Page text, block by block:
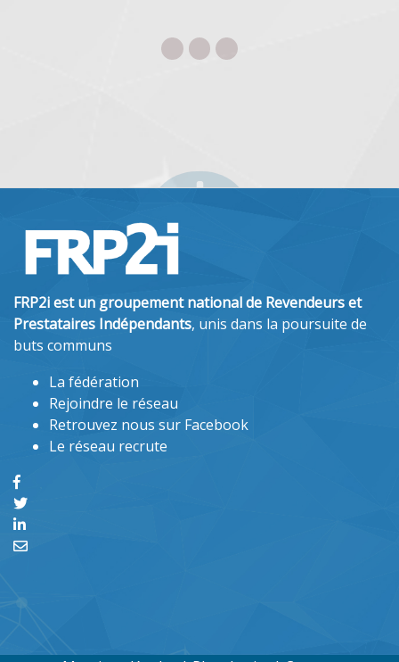
Besoin d'une assistance technique, d'un conseil, d'une
formation, je suis à votre écoute, pour vous rendre
FRP2i est un groupement national de Revendeurs et
Prestataires Indépendants, unis dans la poursuite de
buts communs
La fédération
Rejoindre le réseau
Retrouvez nous sur Facebook
Le réseau recrute